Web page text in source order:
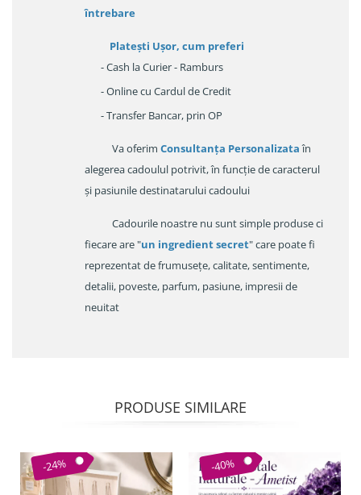
întrebare
Platești Ușor, cum preferi
- Cash la Curier - Ramburs
- Online cu Cardul de Credit
- Transfer Bancar, prin OP
Va oferim Consultanța Personalizataîn
alegerea cadoulul potrivit, în funcție de caracterul
și pasiunile destinatarului cadoului
Cadourile noastre nu sunt simple produse ci
fiecare are "un ingredient secret" care poate fi
reprezentat de frumusețe, calitate, sentimente,
detalii, poveste, parfum, pasiune, impresii de
neuitat
PRODUSE SIMILARE
-24% -40%